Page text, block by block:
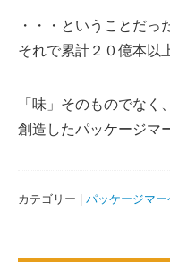
・・・ということだっ
それで累計２０億本以
「味」そのものでな
創造したパッケージマ
カテゴリー | パッケージマ